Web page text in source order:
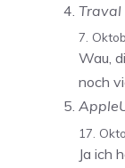
Traval
7.
Wau,
noch
17.
Ja ich